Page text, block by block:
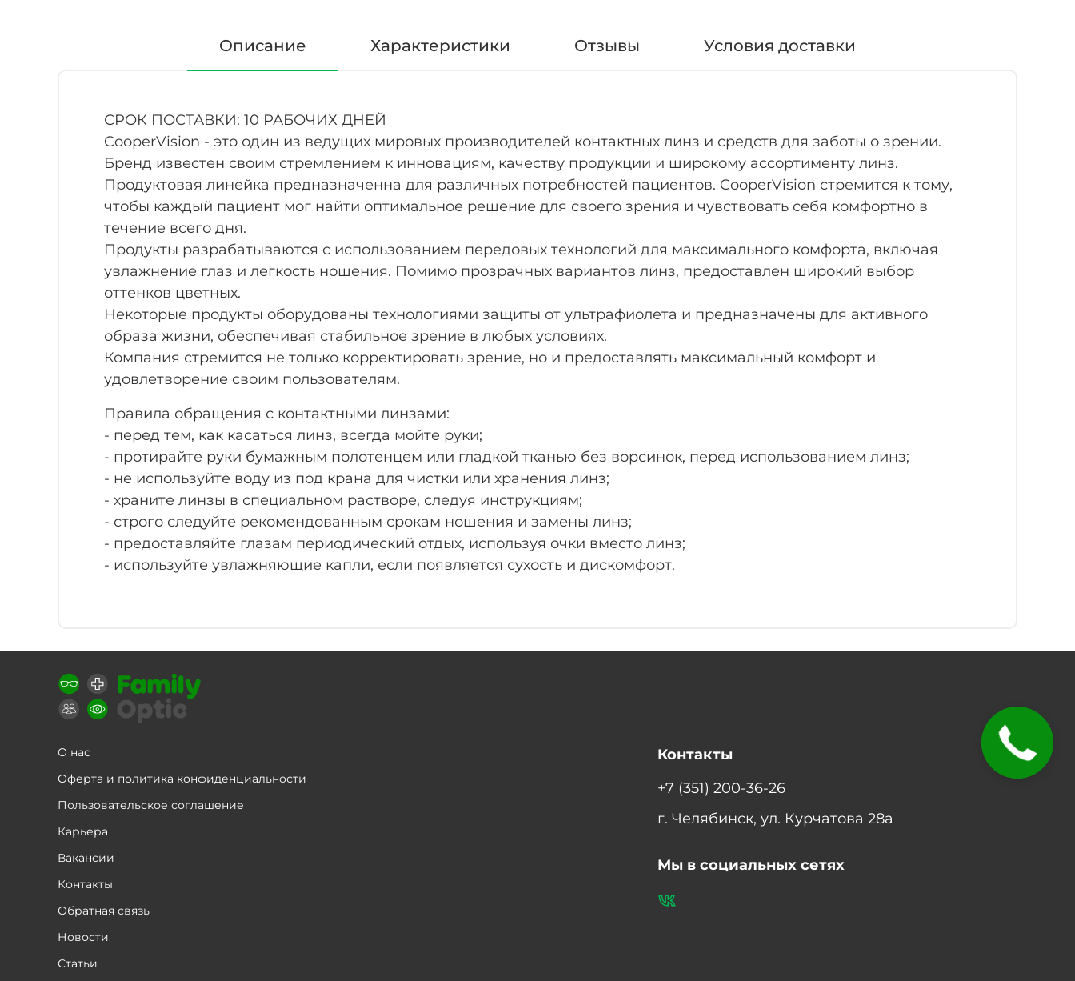
Описание Характеристики Отзывы Условия доставки
СРОК ПОСТАВКИ: 10 РАБОЧИХ ДНЕЙ
CooperVision - это один из ведущих мировых производителей контактных линз и средств для заботы о зрении.
Бренд известен своим стремлением к инновациям, качеству продукции и широкому ассортименту линз.
Продуктовая линейка предназначенна для различных потребностей пациентов. CooperVision стремится к тому,
чтобы каждый пациент мог найти оптимальное решение для своего зрения и чувствовать себя комфортно в
течение всего дня.
Продукты разрабатываются с использованием передовых технологий для максимального комфорта, включая
увлажнение глаз и легкость ношения. Помимо прозрачных вариантов линз, предоставлен широкий выбор
оттенков цветных.
Некоторые продукты оборудованы технологиями защиты от ультрафиолета и предназначены для активного
образа жизни, обеспечивая стабильное зрение в любых условиях.
Компания стремится не только корректировать зрение, но и предоставлять максимальный комфорт и
удовлетворение своим пользователям.
Правила обращения с контактными линзами:
- перед тем, как касаться линз, всегда мойте руки;
- протирайте руки бумажным полотенцем или гладкой тканью без ворсинок, перед использованием линз;
- не используйте воду из под крана для чистки или хранения линз;
- храните линзы в специальном растворе, следуя инструкциям;
- строго следуйте рекомендованным срокам ношения и замены линз;
- предоставляйте глазам периодический отдых, используя очки вместо линз;
- используйте увлажняющие капли, если появляется сухость и дискомфорт.
О нас
Оферта и политика конфиденциальности
Пользовательское соглашение
Карьера
Вакансии
Контакты
Обратная связь
Новости
Статьи
Контакты
+7 (351) 200-36-26
г. Челябинск, ул. Курчатова 28а
Мы в социальных сетях
ЗАКАЗАТЬ
ЗВОНОК